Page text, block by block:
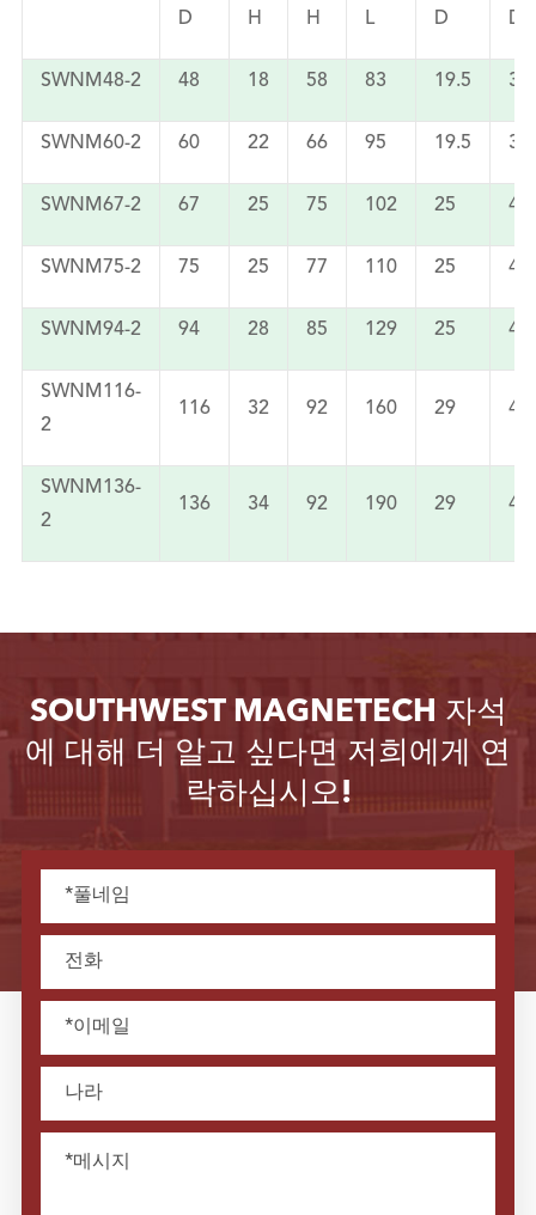
D H H L D D1
SWNM48-2 48 18 58 83 19.5 35
SWNM60-2 60 22 66 95 19.5 35
SWNM67-2 67 25 75 102 25 42
SWNM75-2 75 25 77 110 25 42
SWNM94-2 94 28 85 129 25 42
SWNM116-
2
116 32 92 160 29 47
SWNM136-
2
136 34 92 190 29 47
SOUTHWEST MAGNETECH 자석
에 대해 더 알고 싶다면 저희에게 연
락하십시오!